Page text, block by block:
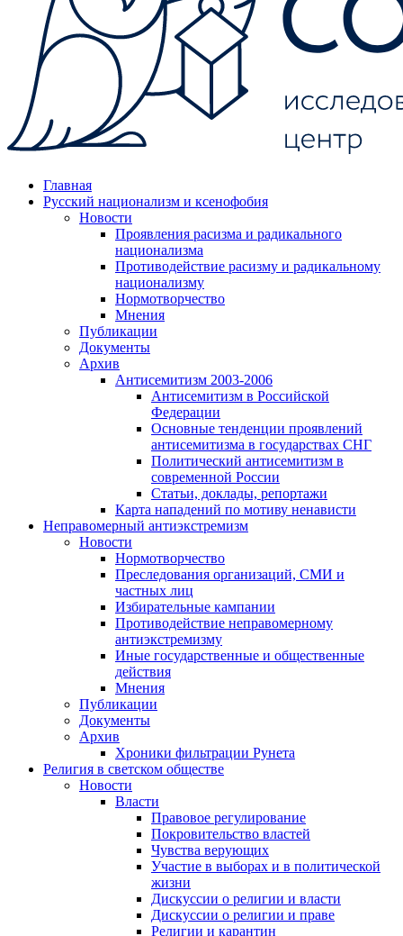
Главная
Русский национализм и ксенофобия
Новости
Проявления расизма и радикального
национализма
Противодействие расизму и радикальному
национализму
Нормотворчество
Мнения
Публикации
Документы
Архив
Антисемитизм 2003-2006
Антисемитизм в Российской
Федерации
Основные тенденции проявлений
антисемитизма в государствах СНГ
Политический антисемитизм в
современной России
Статьи, доклады, репортажи
Карта нападений по мотиву ненависти
Неправомерный антиэкстремизм
Новости
Нормотворчество
Преследования организаций, СМИ и
частных лиц
Избирательные кампании
Противодействие неправомерному
антиэкстремизму
Иные государственные и общественные
действия
Мнения
Публикации
Документы
Архив
Хроники фильтрации Рунета
Религия в светском обществе
Новости
Власти
Правовое регулирование
Покровительство властей
Чувства верующих
Участие в выборах и в политической
жизни
Дискуссии о религии и власти
Дискуссии о религии и праве
Религии и карантин